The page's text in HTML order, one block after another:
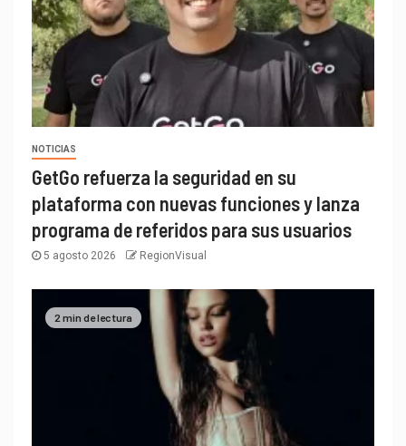
NOTICIAS
GetGo refuerza la seguridad en su
plataforma con nuevas funciones y lanza
programa de referidos para sus usuarios
5 agosto 2026 RegionVisual
2 min de lectura